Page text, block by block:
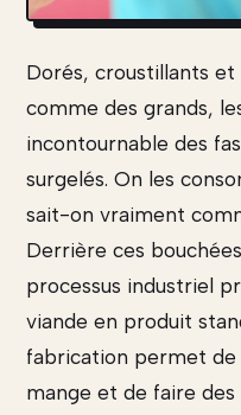
Dorés, croustillants
comme des grands,
incontournable des
surgelés. On les
sait-on vraiment
Derrière ces
processus industriel
viande en produit
fabrication permet de
mange et de faire